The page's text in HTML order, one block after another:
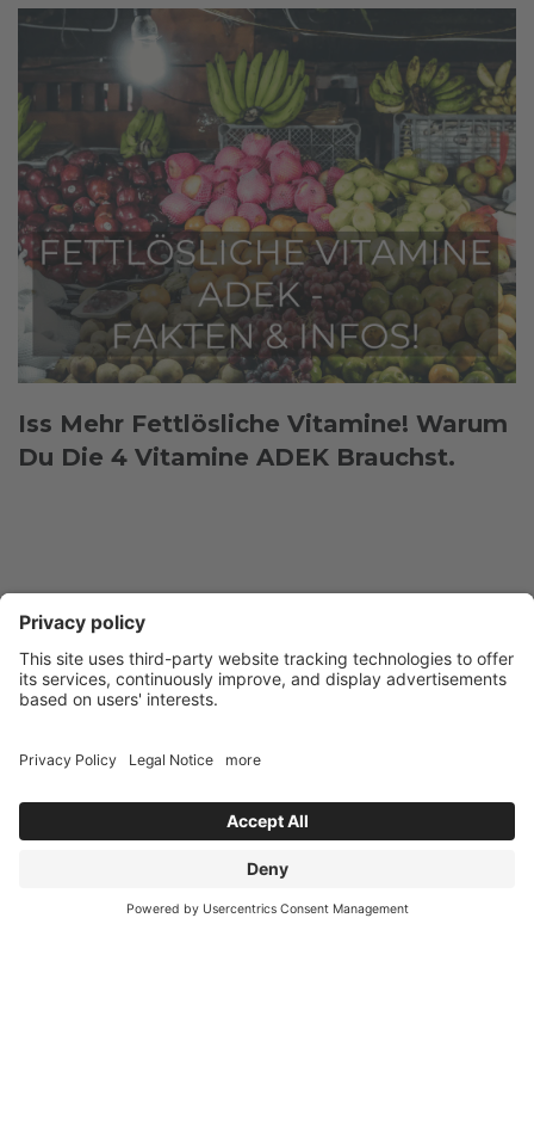
Iss Mehr Fettlösliche Vitamine! Warum
Du Die 4 Vitamine ADEK Brauchst.